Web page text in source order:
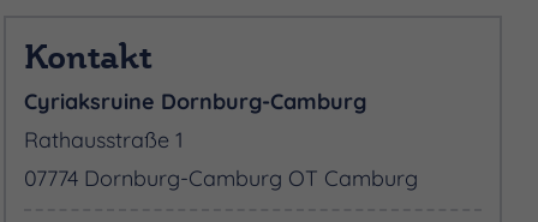
Kontakt
Cyriaksruine Dornburg-Camburg
Rathausstraße 1
07774 Dornburg-Camburg OT Camburg